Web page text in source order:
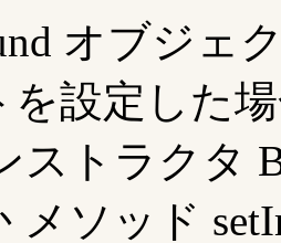
オブジェ
を設定した
ストラクタ
メソッド